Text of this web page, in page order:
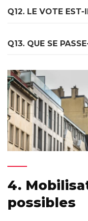
Q12. LE VOTE EST-
Q13. QUE SE
4.
possibles